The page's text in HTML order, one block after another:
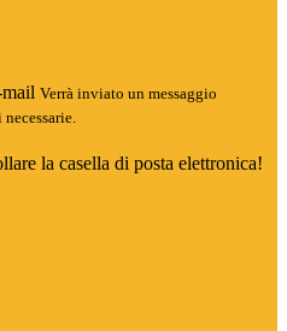
Verrà inviato un messaggio
la casella di posta elettronica!